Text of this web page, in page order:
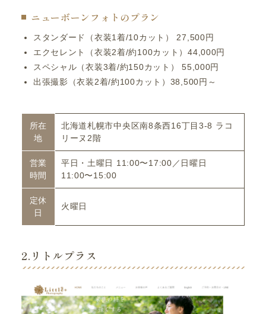
ニューボーンフォトのプラン
スタンダード（衣装1着/10カット） 27,500円
エクセレント（衣装2着/約100カット）44,000円
スペシャル（衣装3着/約150カット） 55,000円
出張撮影（衣装2着/約100カット）38,500円～
所在
地
北海道札幌市中央区南8条西16丁目3-8 ラコ
リーヌ2階
営業
時間
平日・土曜日 11:00〜17:00／日曜日
11:00〜15:00
定休
日
火曜日
2.リトルプラス